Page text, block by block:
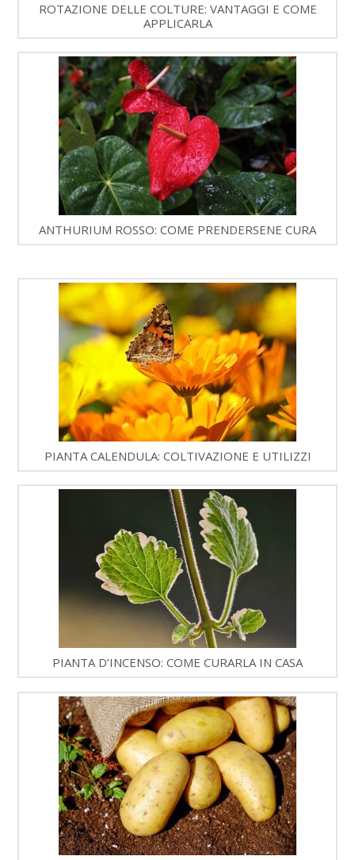
ROTAZIONE DELLE COLTURE: VANTAGGI E COME
APPLICARLA
ANTHURIUM ROSSO: COME PRENDERSENE CURA
PIANTA CALENDULA: COLTIVAZIONE E UTILIZZI
PIANTA D’INCENSO: COME CURARLA IN CASA